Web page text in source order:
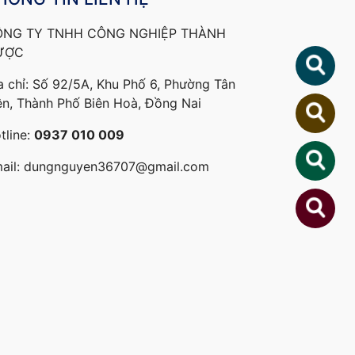
TY TNHH CÔNG NGHIỆP THÀNH
chỉ: Số 92/5A, Khu Phố 6, Phường Tân
Thành Phố Biên Hoà, Đồng Nai
0937 010 009
dungnguyen36707@gmail.com